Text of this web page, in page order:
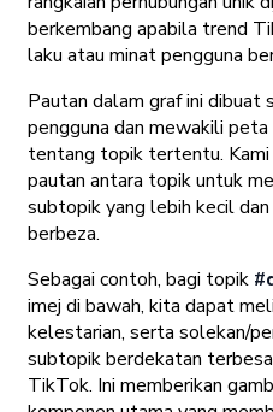
berkembang apabila trend
laku atau minat pengguna
Pautan dalam graf ini dibuat
pengguna dan mewakili
tentang topik tertentu.
pautan antara topik untuk
subtopik yang lebih kecil
berbeza.
Sebagai contoh, bagi topik
imej di bawah, kita dapat
kelestarian, serta solekan/
subtopik berdekatan
TikTok. Ini memberikan